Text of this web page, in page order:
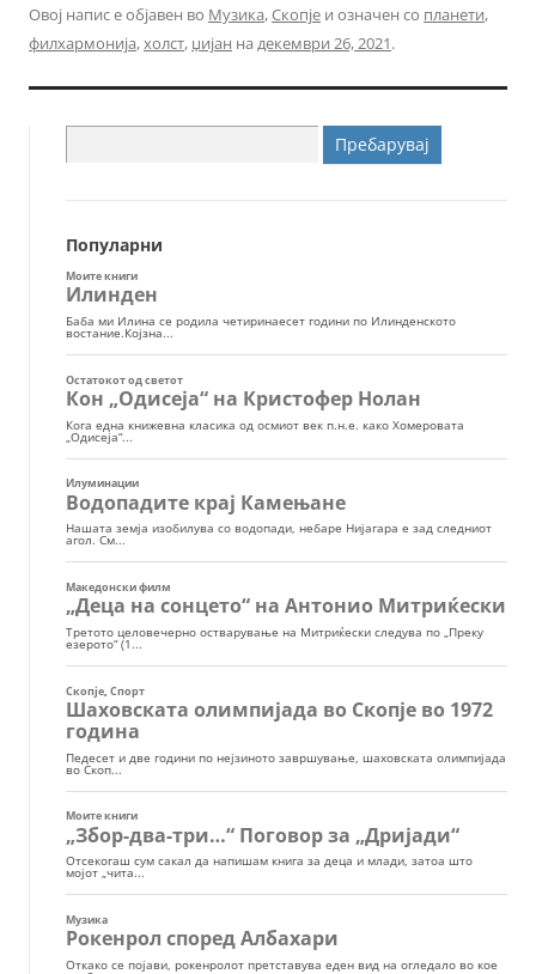
Овој напис е објавен во Музика,Скопје и означен со планети,
филхармонија,холст, џијан на декември 26, 2021.
за:
Популарни